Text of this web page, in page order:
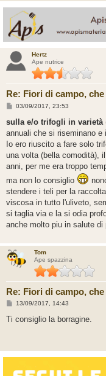
Hertz
Ape nutrice
Re: Fiori di campo,
M
s
a
g
i
o
03/09/2017, 23:53
sulla e/o trifogli in varietà
annuali che si riseminano e
Io ero riuscito a fare solo
una volta (bella comodità),
anni, per me era troppo
ma non lo consiglio
stendere i teli per la
viscosa in tutto l'uliveto,
si taglia via e la si odia
anche molto piu in salute
Tom
Ape spazzina
Re: Fiori di campo,
M
s
13/09/2017, 14:43
Ti consiglio la borragine.